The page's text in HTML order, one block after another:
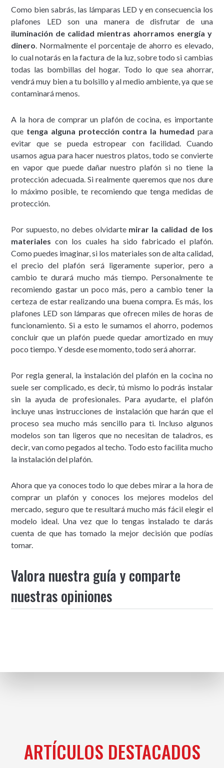
Como bien sabrás, las lámparas LED y en consecuencia los
plafones LED son una manera de disfrutar de una
iluminación de calidad mientras ahorramos energía y
dinero. Normalmente el porcentaje de ahorro es elevado,
lo cual notarás en la factura de la luz, sobre todo si cambias
todas las bombillas del hogar. Todo lo que sea ahorrar,
vendrá muy bien a tu bolsillo y al medio ambiente, ya que se
contaminará menos.
A la hora de comprar un plafón de cocina, es importante
que tenga alguna protección contra la humedad para
evitar que se pueda estropear con facilidad. Cuando
usamos agua para hacer nuestros platos, todo se convierte
en vapor que puede dañar nuestro plafón si no tiene la
protección adecuada. Si realmente queremos que nos dure
lo máximo posible, te recomiendo que tenga medidas de
protección.
Por supuesto, no debes olvidarte mirar la calidad de los
materiales con los cuales ha sido fabricado el plafón.
Como puedes imaginar, si los materiales son de alta calidad,
el precio del plafón será ligeramente superior, pero a
cambio te durará mucho más tiempo. Personalmente te
recomiendo gastar un poco más, pero a cambio tener la
certeza de estar realizando una buena compra. Es más, los
plafones LED son lámparas que ofrecen miles de horas de
funcionamiento. Si a esto le sumamos el ahorro, podemos
concluir que un plafón puede quedar amortizado en muy
poco tiempo. Y desde ese momento, todo será ahorrar.
Por regla general, la instalación del plafón en la cocina no
suele ser complicado, es decir, tú mismo lo podrás instalar
sin la ayuda de profesionales. Para ayudarte, el plafón
incluye unas instrucciones de instalación que harán que el
proceso sea mucho más sencillo para ti. Incluso algunos
modelos son tan ligeros que no necesitan de taladros, es
decir, van como pegados al techo. Todo esto facilita mucho
la instalación del plafón.
Ahora que ya conoces todo lo que debes mirar a la hora de
comprar un plafón y conoces los mejores modelos del
mercado, seguro que te resultará mucho más fácil elegir el
modelo ideal. Una vez que lo tengas instalado te darás
cuenta de que has tomado la mejor decisión que podías
tomar.
Valora nuestra guía y comparte
nuestras opiniones
ARTÍCULOS DESTACADOS